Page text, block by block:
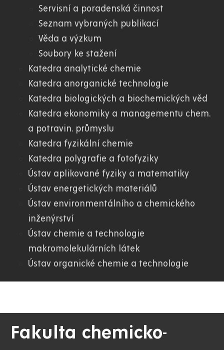
Servisní a poradenská činnost
Seznam vybraných publikací
Věda a výzkum
Soubory ke stažení
Katedra analytické chemie
Katedra anorganické technologie
Katedra biologických a biochemických věd
Katedra ekonomiky a managementu chem.
a potravin. průmyslu
Katedra fyzikální chemie
Katedra polygrafie a fotofyziky
Ústav aplikované fyziky a matematiky
Ústav energetických materiálů
Ústav environmentálního a chemického
inženýrství
Ústav chemie a technologie
makromolekulárních látek
Ústav organické chemie a technologie
Fakulta chemicko-